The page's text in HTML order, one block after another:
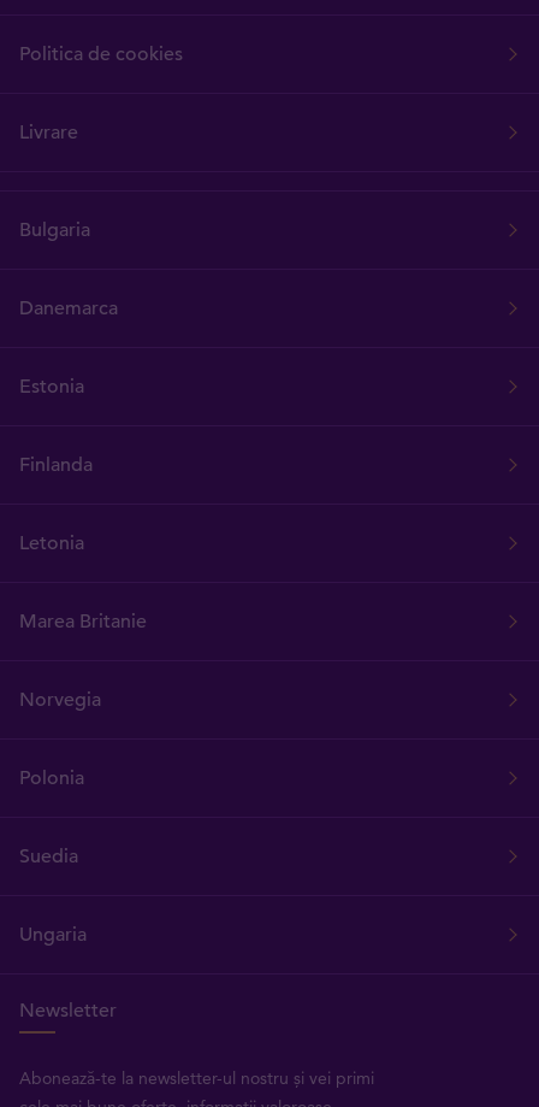
Politica de cookies
Livrare
Bulgaria
Danemarca
Estonia
Finlanda
Letonia
Marea Britanie
Norvegia
Polonia
Suedia
Ungaria
Newsletter
Abonează-te la newsletter-ul nostru și vei primi